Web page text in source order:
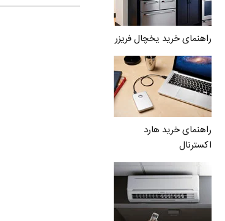
راهنمای خرید یخچال فریزر
راهنمای خرید هارد
اکسترنال